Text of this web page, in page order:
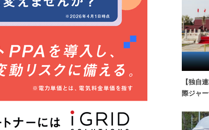
【独自
際ジャ